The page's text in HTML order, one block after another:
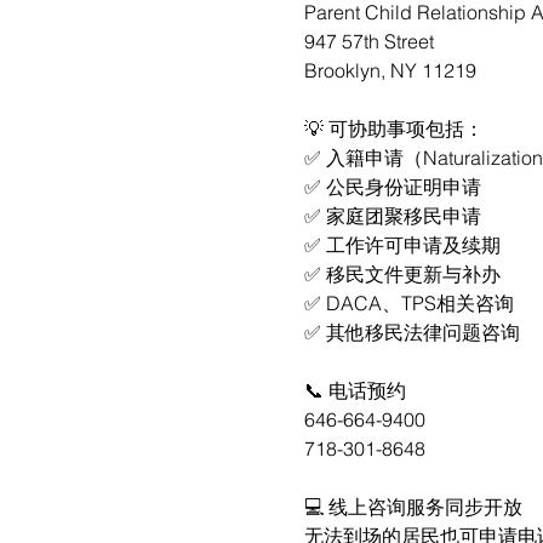
Parent Child Relationship
947 57th Street
Brooklyn, NY 11219
💡 可协助事项包括：
✅ 入籍申请（Naturalization
✅ 公民身份证明申请
✅ 家庭团聚移民申请
✅ 工作许可申请及续期
✅ 移民文件更新与补办
✅ DACA、TPS相关咨询
✅ 其他移民法律问题咨询
📞 电话预约
646-664-9400
718-301-8648
💻 线上咨询服务同步开放
无法到场的居民也可申请电